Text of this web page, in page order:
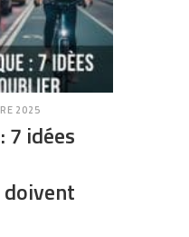
2025
7 idées